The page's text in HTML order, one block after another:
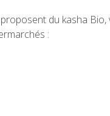
du kasha
: